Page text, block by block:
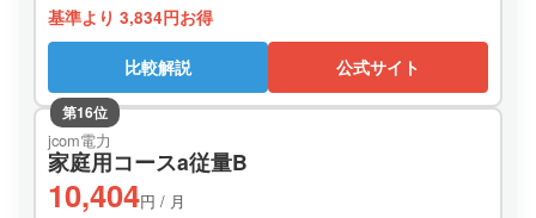
基準より 3,834円お得
比較解説 公式サイト
第16位
jcom電力
家庭用コースa従量B
10,404円 / 月